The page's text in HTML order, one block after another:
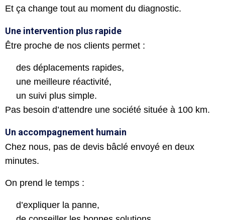
Et ça change tout au moment du diagnostic.
Une intervention plus rapide
Être proche de nos clients permet :
des déplacements rapides,
une meilleure réactivité,
un suivi plus simple.
Pas besoin d’attendre une société située à 100 km.
Un accompagnement humain
Chez nous, pas de devis bâclé envoyé en deux
minutes.
On prend le temps :
d’expliquer la panne,